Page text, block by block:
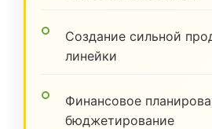
Создание сильной
линейки
Финансовое
бюджетирование